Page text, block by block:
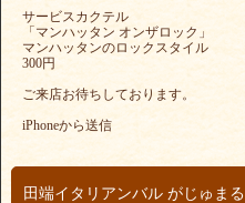
サービスカクテル
「マンハッタン オンザロック」
マンハッタンのロックスタイル
300円
ご来店お待ちしております。
iPhoneから送信
田端イタリアンバル がじゅまる